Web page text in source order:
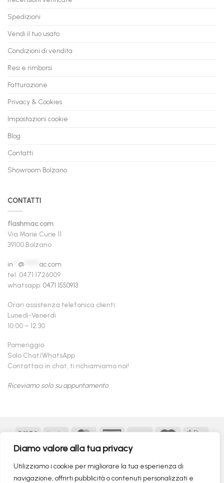
Diamo valore alla tua privacy
Utilizziamo i cookie per migliorare la tua esperienza di
navigazione, offrirti pubblicità o contenuti personalizzati e
Spedizioni
Vendi il tuo usato
Condizioni di vendita
Resi e rimborsi
Fatturazione
Privacy & Cookies
Impostazioni cookie
Blog
Contatti
Showroom Bolzano
CONTATTI
flashmac.com
Via Marie Curie 11
39100 Bolzano
in @
ac.com
tel. 0471 1726009
whatsapp: 0471 1550913
Orari assistenza telefonica clienti:
Lunedì-Venerdì
10.00 – 12.30
Pomeriggio:
Solo Chat/WhatsApp
Contattaci in chat, ti richiamiamo noi!
Riceviamo solo su appuntamento.
Visa PayPal MasterCardAmerican
Express
PostepayMaestro
Google
Pay
MasterCardKlarna
Copyright 2026 ©flashmac® - MONOFASE SRL - P.IVA:
02982260214 | produced by monofase